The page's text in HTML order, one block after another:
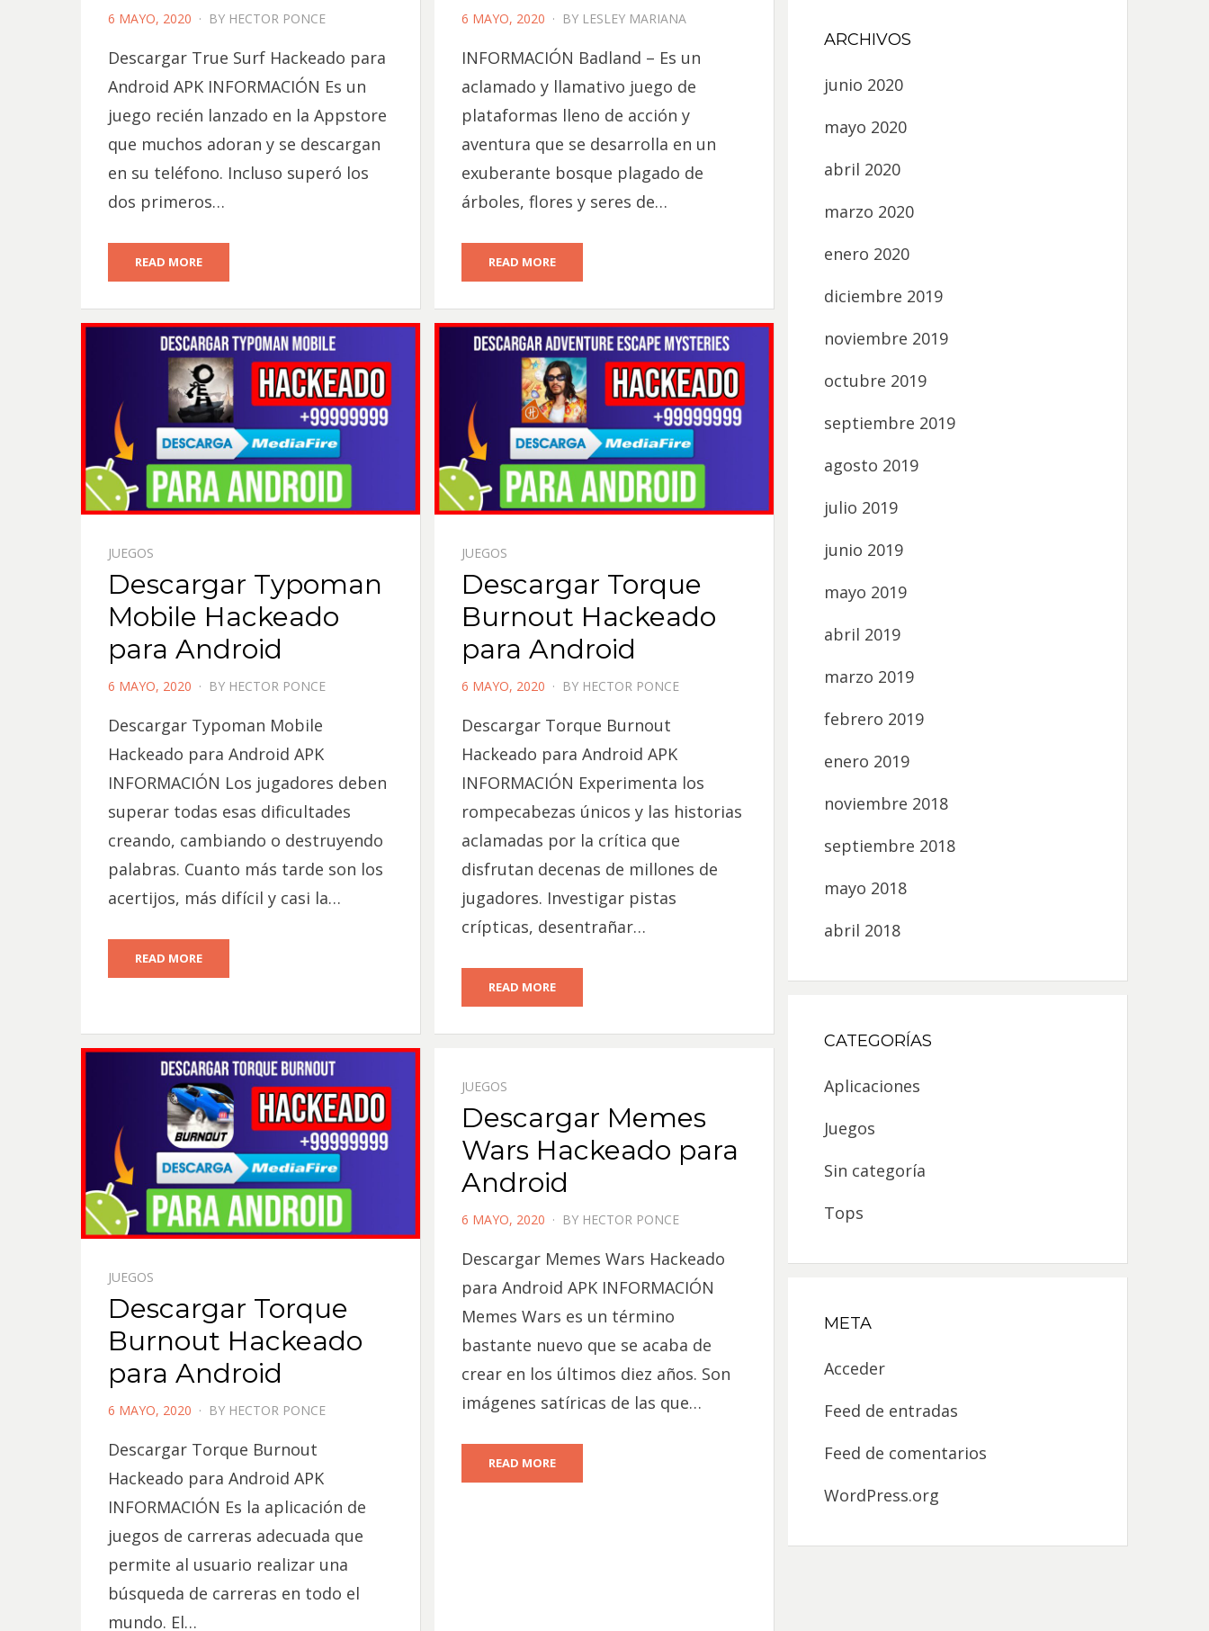
POSTED
6 MAYO, 2020 BY HECTOR PONCE
Descargar True Surf Hackeado para
Android APK INFORMACIÓN Es un
juego recién lanzado en la Appstore
que muchos adoran y se descargan
en su teléfono. Incluso superó los
dos primeros…
READ MORE
POSTED
6 MAYO, 2020 BY LESLEY MARIANA
INFORMACIÓN Badland – Es un
aclamado y llamativo juego de
plataformas lleno de acción y
aventura que se desarrolla en un
exuberante bosque plagado de
árboles, flores y seres de…
READ MORE
JUEGOS
Descargar Typoman
Mobile Hackeado
para Android
POSTED
6 MAYO, 2020 BY HECTOR PONCE
Descargar Typoman Mobile
Hackeado para Android APK
INFORMACIÓN Los jugadores deben
superar todas esas dificultades
creando, cambiando o destruyendo
palabras. Cuanto más tarde son los
acertijos, más difícil y casi la…
READ MORE
JUEGOS
Descargar Torque
Burnout Hackeado
para Android
POSTED
6 MAYO, 2020 BY HECTOR PONCE
Descargar Torque Burnout
Hackeado para Android APK
INFORMACIÓN Experimenta los
rompecabezas únicos y las historias
aclamadas por la crítica que
disfrutan decenas de millones de
jugadores. Investigar pistas
crípticas, desentrañar…
READ MORE
JUEGOS
Descargar Torque
Burnout Hackeado
para Android
POSTED
6 MAYO, 2020 BY HECTOR PONCE
Descargar Torque Burnout
Hackeado para Android APK
INFORMACIÓN Es la aplicación de
juegos de carreras adecuada que
permite al usuario realizar una
búsqueda de carreras en todo el
mundo. El…
JUEGOS
Descargar Memes
Wars Hackeado para
Android
POSTED
6 MAYO, 2020 BY HECTOR PONCE
Descargar Memes Wars Hackeado
para Android APK INFORMACIÓN
Memes Wars es un término
bastante nuevo que se acaba de
crear en los últimos diez años. Son
imágenes satíricas de las que…
READ MORE
ARCHIVOS
junio 2020
mayo 2020
abril 2020
marzo 2020
enero 2020
diciembre 2019
noviembre 2019
octubre 2019
septiembre 2019
agosto 2019
julio 2019
junio 2019
mayo 2019
abril 2019
marzo 2019
febrero 2019
enero 2019
noviembre 2018
septiembre 2018
mayo 2018
abril 2018
CATEGORÍAS
Aplicaciones
Juegos
Sin categoría
Tops
META
Acceder
Feed de entradas
Feed de comentarios
WordPress.org